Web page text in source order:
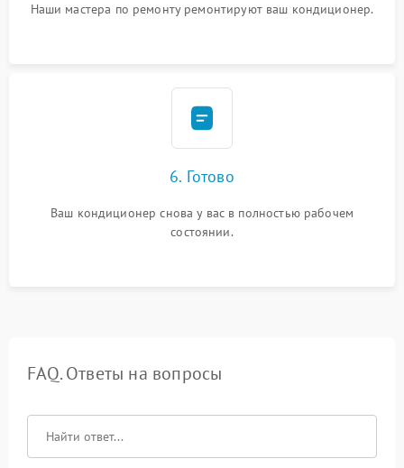
Наши мастера по ремонту ремонтируют ваш кондиционер.
6. Готово
Ваш кондиционер снова у вас в полностью рабочем
состоянии.
FAQ. Ответы на вопросы